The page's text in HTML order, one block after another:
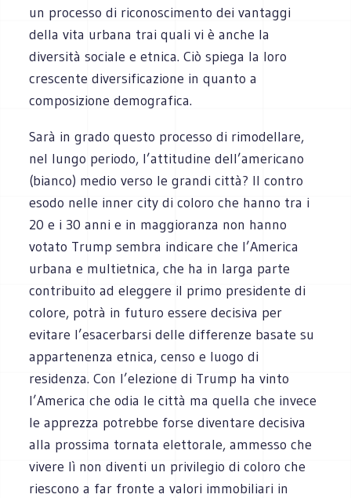
un processo di riconoscimento dei vantaggi
della vita urbana trai quali vi è anche la
diversità sociale e etnica. Ciò spiega la loro
crescente diversificazione in quanto a
composizione demografica.
Sarà in grado questo processo di rimodellare,
nel lungo periodo, l’attitudine dell’americano
(bianco) medio verso le grandi città? Il contro
esodo nelle inner city di coloro che hanno tra i
20 e i 30 anni e in maggioranza non hanno
votato Trump sembra indicare che l’America
urbana e multietnica, che ha in larga parte
contribuito ad eleggere il primo presidente di
colore, potrà in futuro essere decisiva per
evitare l’esacerbarsi delle differenze basate su
appartenenza etnica, censo e luogo di
residenza. Con l’elezione di Trump ha vinto
l’America che odia le città ma quella che invece
le apprezza potrebbe forse diventare decisiva
alla prossima tornata elettorale, ammesso che
vivere lì non diventi un privilegio di coloro che
riescono a far fronte a valori immobiliari in